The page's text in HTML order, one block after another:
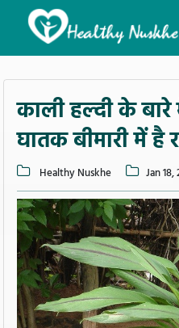
काली हल्दी के
घातक बीमारी में है
Healthy Nuskhe Jan 18,